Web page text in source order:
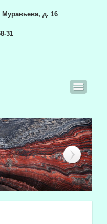
Муравьева, д. 16
31